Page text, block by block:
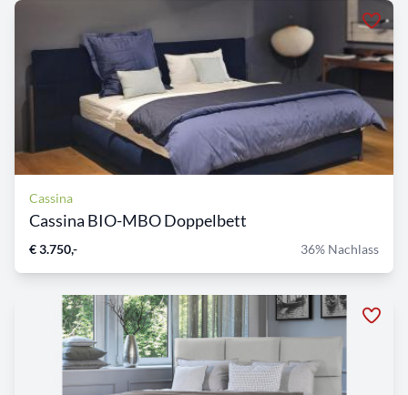
Cassina
Cassina BIO-MBO Doppelbett
€ 3.750,- 36% Nachlass